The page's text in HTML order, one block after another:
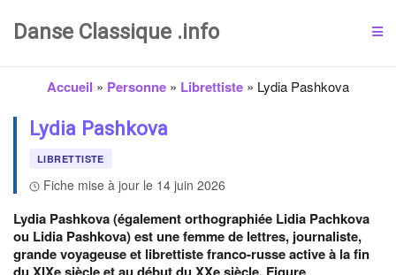
Danse Classique .info
Accueil » Personne » Librettiste » Lydia Pashkova
Lydia Pashkova
LIBRETTISTE
Fiche mise à jour le 14 juin 2026
Lydia Pashkova (également orthographiée Lidia Pachkova
ou Lidia Pashkova) est une femme de lettres, journaliste,
grande voyageuse et librettiste franco-russe active à la fin